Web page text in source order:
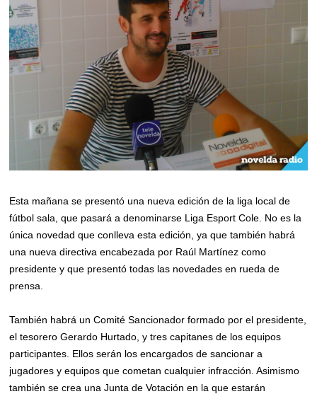
Esta mañana se presentó una nueva edición de la liga local de
fútbol sala, que pasará a denominarse Liga Esport Cole. No es la
única novedad que conlleva esta edición, ya que también habrá
una nueva directiva encabezada por Raúl Martínez como
presidente y que presentó todas las novedades en rueda de
prensa.
También habrá un Comité Sancionador formado por el presidente,
el tesorero Gerardo Hurtado, y tres capitanes de los equipos
participantes. Ellos serán los encargados de sancionar a
jugadores y equipos que cometan cualquier infracción. Asimismo
también se crea una Junta de Votación en la que estarán